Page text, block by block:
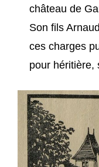
château de
Son fils
ces charges
pour héritière,